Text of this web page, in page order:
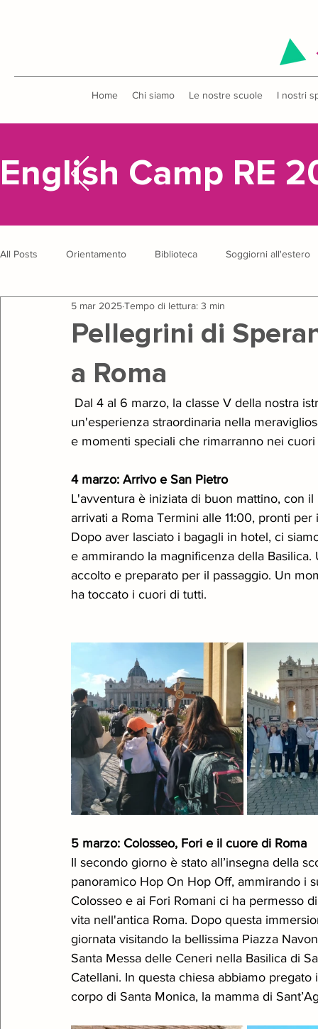
Home Chi siamo Le nostre scuole I nostri
English Camp RE
All Posts Orientamento Biblioteca Soggiorni all'estero
Uscite didattiche Concorsi English Camp
Giugno Insieme
Pellegrini di
a Roma
5 mar 2025Tempo di lettura: 3 min
Dal 4 al 6 marzo, la classe V della nostra
un'esperienza straordinaria nella
e momenti speciali che rimarranno nei
4 marzo: Arrivo e San Pietro
L'avventura è iniziata di buon mattino, con
arrivati a Roma Termini alle 11:00, pronti
Dopo aver lasciato i bagagli in hotel, ci
e ammirando la magnificenza della
accolto e preparato per il passaggio. Un
ha toccato i cuori di tutti.
5 marzo: Colosseo, Fori e il cuore di Roma
Il secondo giorno è stato all’insegna della
panoramico Hop On Hop Off, ammirando i
Colosseo e ai Fori Romani ci ha permesso
vita nell'antica Roma. Dopo questa
giornata visitando la bellissima Piazza
Santa Messa delle Ceneri nella Basilica di
Catellani. In questa chiesa abbiamo
corpo di Santa Monica, la mamma di